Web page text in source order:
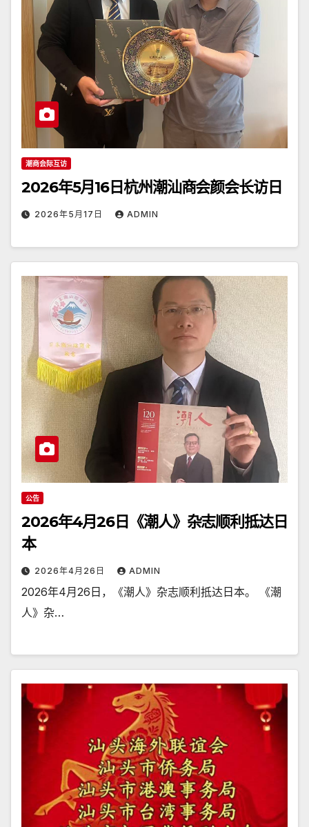
潮商会际互访
2026年5月16日杭州潮汕商会颜会长访日
2026年5月17日 ADMIN
公告
2026年4月26日《潮人》杂志顺利抵达日
本
2026年4月26日 ADMIN
2026年4月26日，《潮人》杂志顺利抵达日本。 《潮
人》杂…